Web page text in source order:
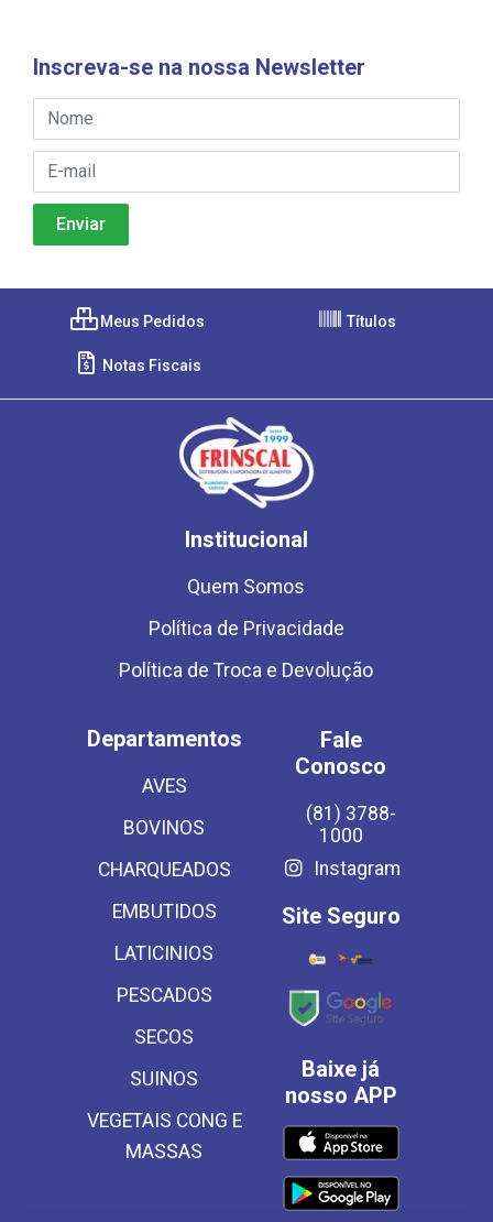
Inscreva-se na nossa Newsletter
Meus Pedidos Títulos
Notas Fiscais
Institucional
Quem Somos
Política de Privacidade
Política de Troca e Devolução
Departamentos
AVES
BOVINOS
CHARQUEADOS
EMBUTIDOS
LATICINIOS
PESCADOS
SECOS
SUINOS
VEGETAIS CONG E
MASSAS
Fale
Conosco
(81) 3788-
1000
Instagram
Site Seguro
Baixe já
nosso APP